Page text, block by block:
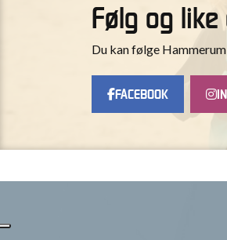
Følg og like
Du kan følge
FACEBOOK